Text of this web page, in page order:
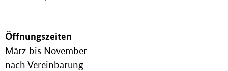
Öffnungszeiten
März bis November
nach Vereinbarung